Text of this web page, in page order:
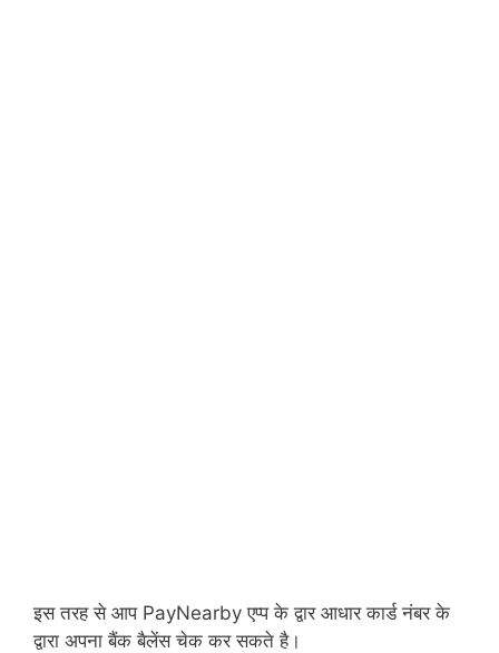
इस तरह से आप PayNearby एप्प के द्वार आधार कार्ड नंबर के
द्वारा अपना बैंक बैलेंस चेक कर सकते है।